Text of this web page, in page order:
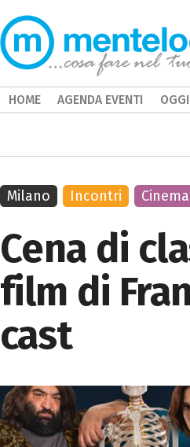
Cena di
film di
cast
Milano Incontri Cinema
HOME AGENDA EVENTI OGGI